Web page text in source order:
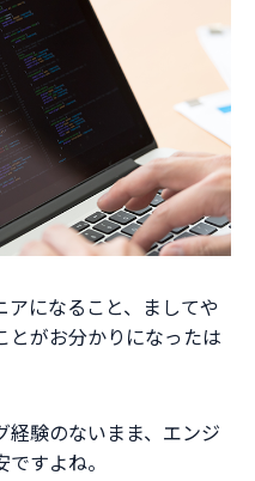
アになること、ましてや
とがお分かりになったは
経験のないまま、エンジ
すよね。